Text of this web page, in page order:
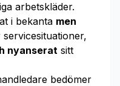
arbetskläder.
i bekanta men
nyanserat sitt
bedömer